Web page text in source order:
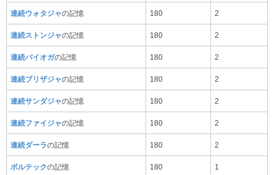
連続ウォタジャの記憶 180 2
連続ストンジャの記憶 180 2
連続バイオガの記憶 180 2
連続ブリザジャの記憶 180 2
連続サンダジャの記憶 180 2
連続ファイジャの記憶 180 2
連続ダーラの記憶 180 2
ボルテックの記憶 180 1